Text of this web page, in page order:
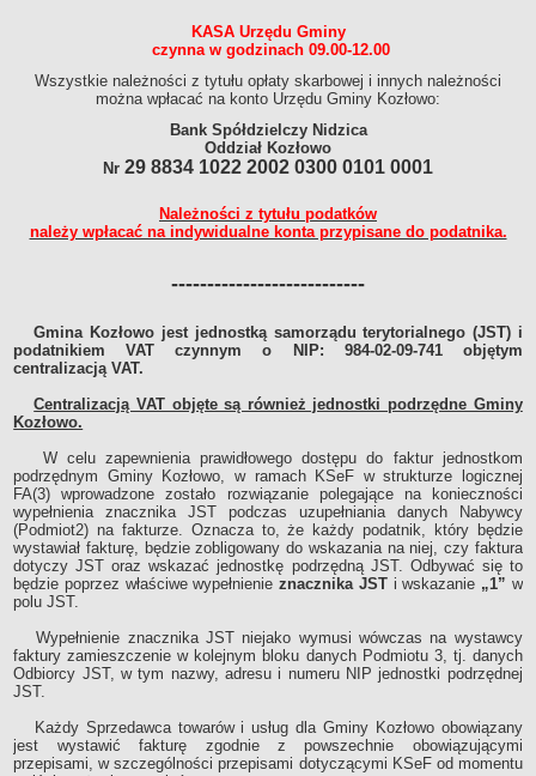
Ciepłe mieszkanie
CYFROWY URZĄD
Platforma eUsług
Elektroniczna skrzynka podawcza
Gminny portal mapowy
PRAWO LOKALNE
Zagospodarowanie przestrzenne
Zarządzenia
Zarządzenia lata 2002-2007
Rejestry i ewidencje
Informacje nieudostępnione
Ponowne wykorzystywanie informacji sektora publicznego
Ochrona danych osobowych
Dostępność
Gminna Ewidencja Zabytków
Budżet
Opłaty i podatki
Przetargi/zapytania ofertowe
Zamówienia publiczne - platforma zakupowa
KASA Urzędu Gminy
czynna w godzinach 09.00-12.00
Wszystkie należności z tytułu opłaty skarbowej i innych należności
można wpłacać na konto Urzędu Gminy Kozłowo:
Bank Spółdzielczy Nidzica
Oddział Kozłowo
Nr 29 8834 1022 2002 0300 0101 0001
Należności z tytułu podatków
należy wpłacać na indywidualne konta przypisane do podatnika.
---------------------------
Gmina Kozłowo jest jednostką samorządu terytorialnego (JST) i
podatnikiem VAT czynnym o NIP: 984-02-09-741 objętym
centralizacją VAT.
Centralizacją VAT objęte są również jednostki podrzędne Gminy
Kozłowo.
W celu zapewnienia prawidłowego dostępu do faktur jednostkom
podrzędnym Gminy Kozłowo, w ramach KSeF w strukturze logicznej
FA(3) wprowadzone zostało rozwiązanie polegające na konieczności
wypełnienia znacznika JST podczas uzupełniania danych Nabywcy
(Podmiot2) na fakturze. Oznacza to, że każdy podatnik, który będzie
wystawiał fakturę, będzie zobligowany do wskazania na niej, czy faktura
dotyczy JST oraz wskazać jednostkę podrzędną JST. Odbywać się to
będzie poprzez właściwe wypełnienieznacznika JSTi wskazanie „1” w
polu JST.
Wypełnienie znacznika JST niejako wymusi wówczas na wystawcy
faktury zamieszczenie w kolejnym bloku danych Podmiotu 3, tj. danych
Odbiorcy JST, w tym nazwy, adresu i numeru NIP jednostki podrzędnej
JST.
Każdy Sprzedawca towarów i usług dla Gminy Kozłowo obowiązany
jest wystawić fakturę zgodnie z powszechnie obowiązującymi
przepisami, w szczególności przepisami dotyczącymi KSeF od momentu